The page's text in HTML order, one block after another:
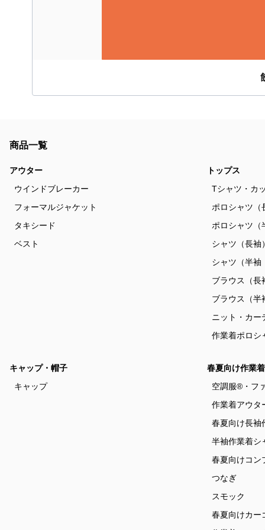
商品一覧
アウター
ウインドブレーカー
フォーマルジャケット
タキシード
ベスト
トップス
Tシャツ・カ
ポロシャツ（
ポロシャツ（
シャツ（長袖
シャツ（半袖
ブラウス（長
ブラウス（半
ニット・カー
作業着ポロシ
キャップ・帽子
キャップ
春夏向け作業着
空調服®・フ
作業着アウタ
春夏向け長袖
半袖作業着シ
春夏向けコン
つなぎ
スモック
春夏向けカー